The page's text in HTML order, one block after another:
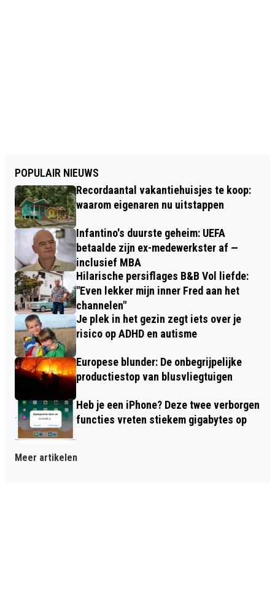
POPULAIR NIEUWS
Recordaantal vakantiehuisjes te koop:
waarom eigenaren nu uitstappen
Infantino's duurste geheim: UEFA
betaalde zijn ex-medewerkster af —
inclusief MBA
Hilarische persiflages B&B Vol liefde:
"Even lekker mijn inner Fred aan het
channelen"
Je plek in het gezin zegt iets over je
risico op ADHD en autisme
Europese blunder: De onbegrijpelijke
productiestop van blusvliegtuigen
Heb je een iPhone? Deze twee verborgen
functies vreten stiekem gigabytes op
Meer artikelen